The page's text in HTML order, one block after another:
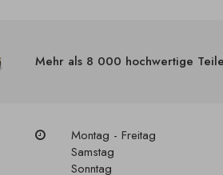
Mehr als 8 000 hochwertige Teile
Montag - Freitag
Samstag
Sonntag